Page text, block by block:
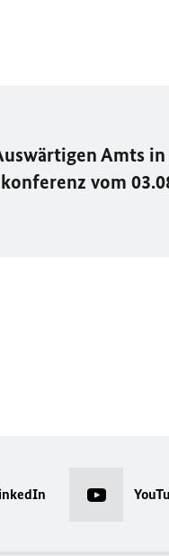
Amts
vom